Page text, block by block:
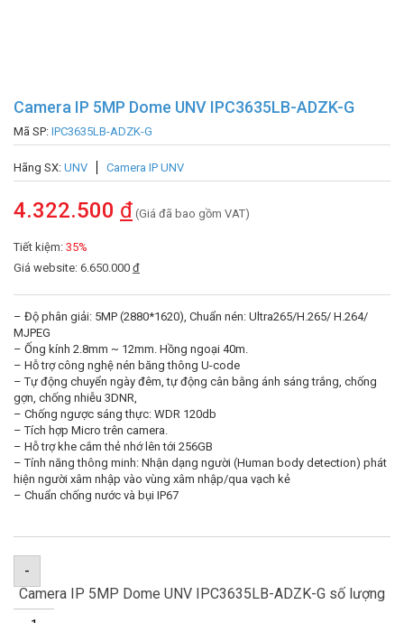
Camera IP 5MP Dome UNV IPC3635LB-ADZK-G
Mã SP: IPC3635LB-ADZK-G
Hãng SX: UNV Camera IP UNV
4.322.500 đ (Giá đã bao gồm VAT)
Tiết kiệm: 35%
Giá website: 6.650.000 đ
– Độ phân giải: 5MP (2880*1620), Chuẩn nén: Ultra265/H.265/ H.264/
MJPEG
– Ống kính 2.8mm ~ 12mm. Hồng ngoại 40m.
– Hỗ trợ công nghệ nén băng thông U-code
– Tự động chuyển ngày đêm, tự động cân bằng ánh sáng trắng, chống
gợn, chống nhiễu 3DNR,
– Chống ngược sáng thực: WDR 120db
– Tích hợp Micro trên camera.
– Hỗ trợ khe cắm thẻ nhớ lên tới 256GB
– Tính năng thông minh: Nhận dạng người (Human body detection) phát
hiện người xâm nhập vào vùng xâm nhập/qua vạch kẻ
– Chuẩn chống nước và bụi IP67
-
Camera IP 5MP Dome UNV IPC3635LB-ADZK-G số lượng